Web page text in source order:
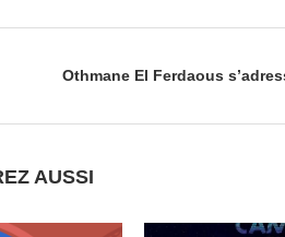
Othmane El Ferdaous
AUSSI